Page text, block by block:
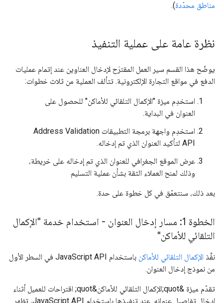
مناطق محدّدة).
نظرة عامة على عملية التنفيذ
يوضّح هذا القسم سير العمل المقترَح لإدخال العناوين عند إتمام عمليات
الدفع في مواقع التجارة الإلكترونية. تتألف العملية من ثلاث خطوات:
استخدِم ميزة "الإكمال التلقائي للأماكن" للحصول على
العنوان في البداية.
استخدِم واجهة برمجة التطبيقات Address Validation
API لتأكيد العنوان الذي تم إدخاله.
عرض الموقع الجغرافي للعنوان الذي تم إدخاله على خريطة،
وذلك لمنح العملاء الثقة بشأن عملية التسليم
بعد ذلك، سنتعمّق في كل خطوة على حدة.
الخطوة 1: مسار إدخال العنوان - استخدام خدمة "الإكمال
التلقائي للأماكن"
نفِّذ الإكمال التلقائي للأماكن
باستخدام JavaScript API في السطر الأول
من نموذج إدخال العنوان.
تقدّم ميزة &quot;الإكمال التلقائي للأماكن&quot; اقتراحات للعميل أثناء
إدخال تفاصيل عنوانه. عند تنفيذها باستخدام JavaScript API، تظهر